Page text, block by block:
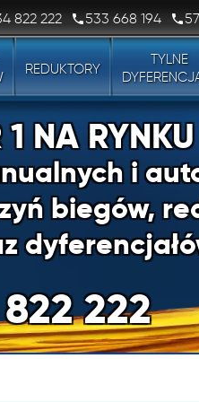
822 222 533 668 194
REDUKTORY
TYLNE
222
1 NA
i
biegów,
1 NA